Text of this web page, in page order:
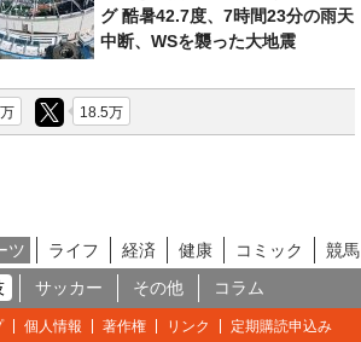
グ 酷暑42.7度、7時間23分の雨天
中断、WSを襲った大地震
18.5万
ツ ライフ 経済 健康 コミック 競馬
サッカー その他 コラム
個人情報 著作権 リンク 定期購読申込み